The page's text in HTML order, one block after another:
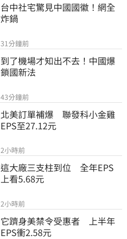
台中社宅驚見中國國徽！網全
炸鍋
31分鐘前
到了機場才知出不去！中國爆
鎖國新法
43分鐘前
北美訂單補爆　聯發科小金雞
EPS至27.12元
2小時前
這大廠三支柱到位　全年EPS
上看5.68元
2小時前
它躋身美禁令受惠者　上半年
EPS衝2.58元